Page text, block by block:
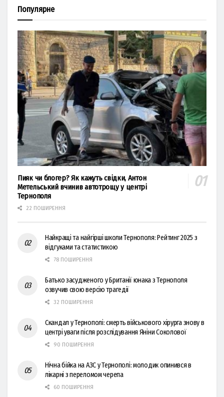
Популярне
Пияк чи блогер? Як кажуть свідки, Антон
Метельський вчинив автотрощу у центрі
Тернополя
22 ПОШИРЕННЯ
Найкращі та найгірші школи Тернополя: Рейтинг 2025 з
відгуками та статистикою
78 ПОШИРЕННЯ
Батько засудженого у Британії юнака з Тернополя
озвучив свою версію трагедії
32 ПОШИРЕННЯ
Скандал у Тернополі: смерть військового хірурга знову в
центрі уваги після розслідування Яніни Соколової
90 ПОШИРЕННЯ
Нічна бійка на АЗС у Тернополі: молодик опинився в
лікарні з переломом черепа
60 ПОШИРЕННЯ